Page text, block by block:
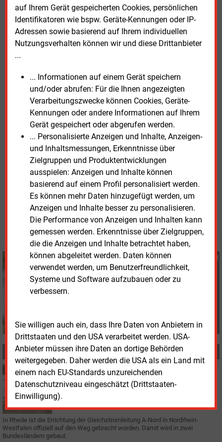
auf Ihrem Gerät gespeicherten Cookies, persönlichen
Identifikatoren wie bspw. Geräte-Kennungen oder IP-
Adressen sowie basierend auf Ihrem individuellen
Nutzungsverhalten können wir und diese Drittanbieter
...
... Informationen auf einem Gerät speichern
und/oder abrufen: Für die Ihnen angezeigten
Verarbeitungszwecke können Cookies, Geräte-
Kennungen oder andere Informationen auf Ihrem
Gerät gespeichert oder abgerufen werden.
... Personalisierte Anzeigen und Inhalte, Anzeigen-
und Inhaltsmessungen, Erkenntnisse über
Zielgruppen und Produktentwicklungen
ausspielen: Anzeigen und Inhalte können
basierend auf einem Profil personalisiert werden.
Es können mehr Daten hinzugefügt werden, um
Anzeigen und Inhalte besser zu personalisieren.
Die Performance von Anzeigen und Inhalten kann
gemessen werden. Erkenntnisse über Zielgruppen,
die die Anzeigen und Inhalte betrachtet haben,
können abgeleitet werden. Daten können
verwendet werden, um Benutzerfreundlichkeit,
Systeme und Software aufzubauen oder zu
verbessern.
Sie willigen auch ein, dass Ihre Daten von Anbietern in
Drittstaaten und den USA verarbeitet werden. USA-
Anbieter müssen ihre Daten an dortige Behörden
weitergegeben. Daher werden die USA als ein Land mit
einem nach EU-Standards unzureichenden
Datenschutzniveau eingeschätzt (Drittstaaten-
Einwilligung).
voran.“ Vor allem die Ausbauziele bei der
Photovoltaik werden seit mehreren Jahren
übertroffen. Auch bei der Windenergie seien
inzwischen viele Projekte genehmigt oder in
Peitsche für einen noch schnelleren Ausbau, sondern
eher Knüppel zwischen die Beine einer derzeit hart im
Wettbewerb stehenden Wirtschaft“, sagte Walker.
DieStudie „Auswirkungen und Folgemaßnahmen
einer Trennung der einheitlichen deutschen
Stromgebotszone für Baden-Württemberg“steht als
PDF zum Download bereit.
Dienstag, 24.09.2024, 13:49 Uhr
Susanne Harmsen
© 2026 Energie & Management GmbH
Susanne Harmsen
+49 (0) 151 28207503
s.harmsen@energie-
MEHR ZUM THEMA
Freitag, 11.04.2025, 17:39
STROMNETZ
Baustart für Stromleitung A-Nord in NRW
In Rhede ist die Errichtung der Gleichstromleitung A-Nord in Nordrhein-
Westfalen offiziell auf den Weg gebracht worden. Damit wird in zwei
Bundesländern gebaut.